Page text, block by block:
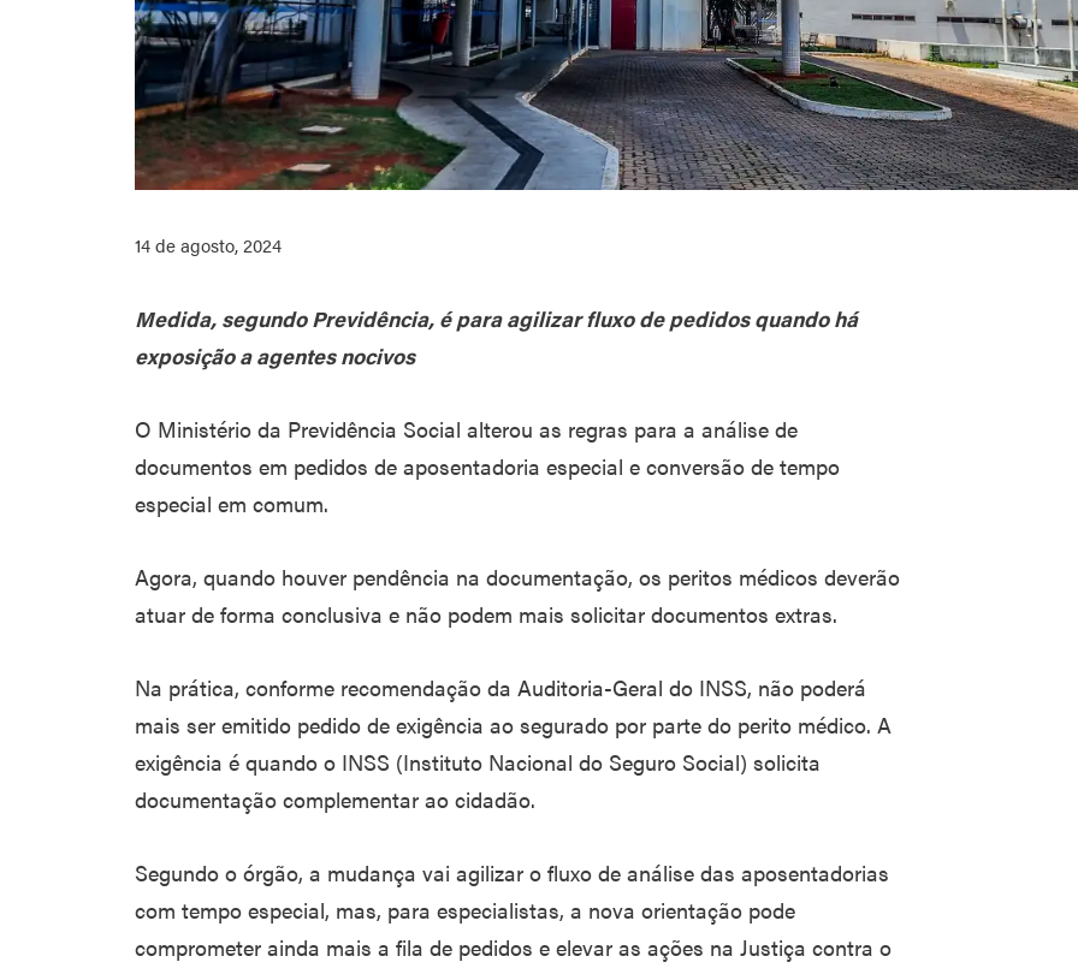
14 de agosto, 2024
Medida, segundo Previdência, é para agilizar fluxo de pedidos quando há
exposição a agentes nocivos
O Ministério da Previdência Social alterou as regras para a análise de
documentos em pedidos de aposentadoria especial e conversão de tempo
especial em comum.
Agora, quando houver pendência na documentação, os peritos médicos deverão
atuar de forma conclusiva e não podem mais solicitar documentos extras.
Na prática, conforme recomendação da Auditoria-Geral do INSS, não poderá
mais ser emitido pedido de exigência ao segurado por parte do perito médico. A
exigência é quando o INSS (Instituto Nacional do Seguro Social) solicita
documentação complementar ao cidadão.
Segundo o órgão, a mudança vai agilizar o fluxo de análise das aposentadorias
com tempo especial, mas, para especialistas, a nova orientação pode
comprometer ainda mais a fila de pedidos e elevar as ações na Justiça contra o